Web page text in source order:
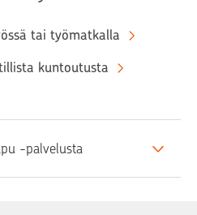
tai työmatkalla
kuntoutusta
-palvelusta